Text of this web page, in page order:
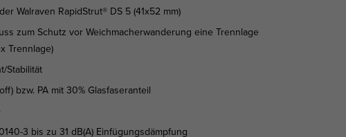
Walraven RapidStrut® DS 5 (41x52 mm)
zum Schutz vor Weichmacherwanderung eine Trennlage
Trennlage)
Stabilität
bzw. PA mit 30% Glasfaseranteil
3 bis zu 31 dB(A) Einfügungsdämpfung